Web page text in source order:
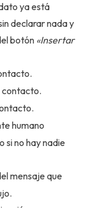
ya está
declarar nada y
botón «Insertar
humano
si no hay nadie
mensaje que